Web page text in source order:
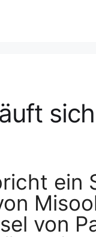
ein
von